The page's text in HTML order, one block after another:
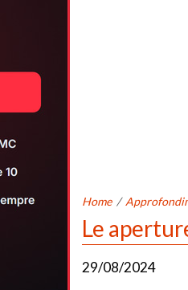
Home /
Le
29/08/2024